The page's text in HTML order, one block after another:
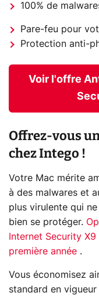
100% de
Pare-feu pour
Protection anti-
Voir l'offre
Offrez-vous
chez Intego !
Votre Mac mérite
à des malwares et
plus virulente qui
bien se protéger.
Internet Security
première année .
Vous économisez
standard en